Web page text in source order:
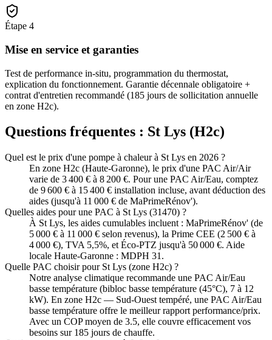
Étape 4
Mise en service et garanties
Test de performance in-situ, programmation du thermostat,
explication du fonctionnement. Garantie décennale obligatoire +
contrat d'entretien recommandé (185 jours de sollicitation annuelle
en zone H2c).
Questions fréquentes : St Lys (H2c)
Quel est le prix d'une pompe à chaleur à St Lys en 2026 ?
En zone H2c (Haute-Garonne), le prix d'une PAC Air/Air
varie de 3 400 € à 8 200 €. Pour une PAC Air/Eau, comptez
de 9 600 € à 15 400 € installation incluse, avant déduction des
aides (jusqu'à 11 000 € de MaPrimeRénov').
Quelles aides pour une PAC à St Lys (31470) ?
À St Lys, les aides cumulables incluent : MaPrimeRénov' (de
5 000 € à 11 000 € selon revenus), la Prime CEE (2 500 € à
4 000 €), TVA 5,5%, et Éco-PTZ jusqu'à 50 000 €. Aide
locale Haute-Garonne : MDPH 31.
Quelle PAC choisir pour St Lys (zone H2c) ?
Notre analyse climatique recommande une PAC Air/Eau
basse température (bibloc basse température (45°C), 7 à 12
kW). En zone H2c — Sud-Ouest tempéré, une PAC Air/Eau
basse température offre le meilleur rapport performance/prix.
Avec un COP moyen de 3.5, elle couvre efficacement vos
besoins sur 185 jours de chauffe.